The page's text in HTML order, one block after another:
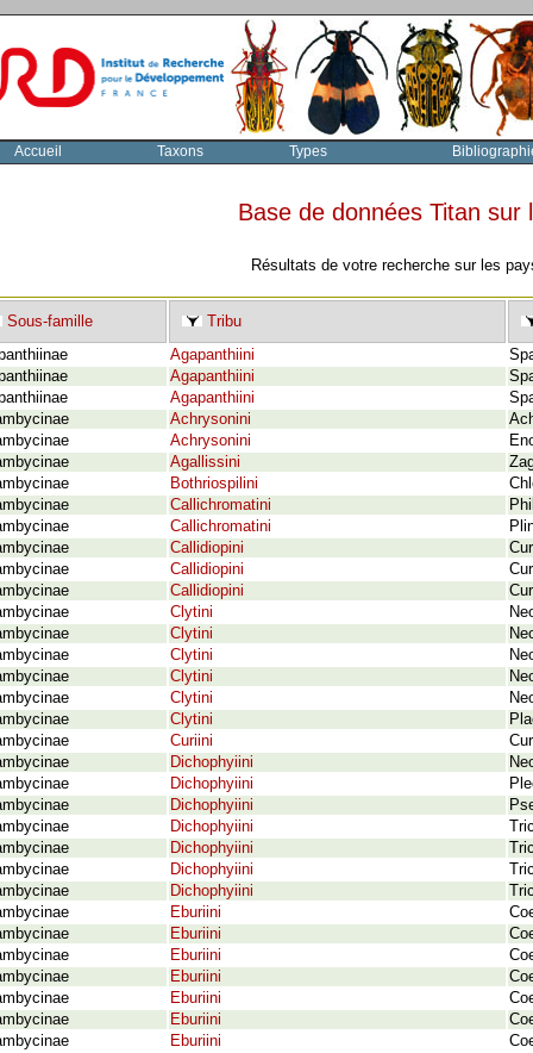
Accueil Taxons Types
Base de données Titan
Résultats de votre recherche sur les
Sous-famille
Tribu
Agapanthiini
Agapanthiini
Agapanthiini
Achrysonini
Achrysonini
Agallissini
Bothriospilini
Callichromatini
Callichromatini
Callidiopini
Callidiopini
Callidiopini
Clytini
Clytini
Clytini
Clytini
Clytini
Clytini
Curiini
Dichophyiini
Dichophyiini
Dichophyiini
Dichophyiini
Dichophyiini
Dichophyiini
Dichophyiini
Eburiini
Eburiini
Eburiini
Eburiini
Eburiini
Eburiini
Eburiini